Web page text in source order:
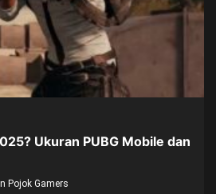
Ukuran PUBG Mobile dan
Pojok Gamers